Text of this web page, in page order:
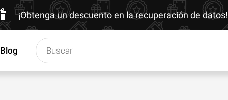
¡Obtenga un descuento en la recuperación de datos!
Blog